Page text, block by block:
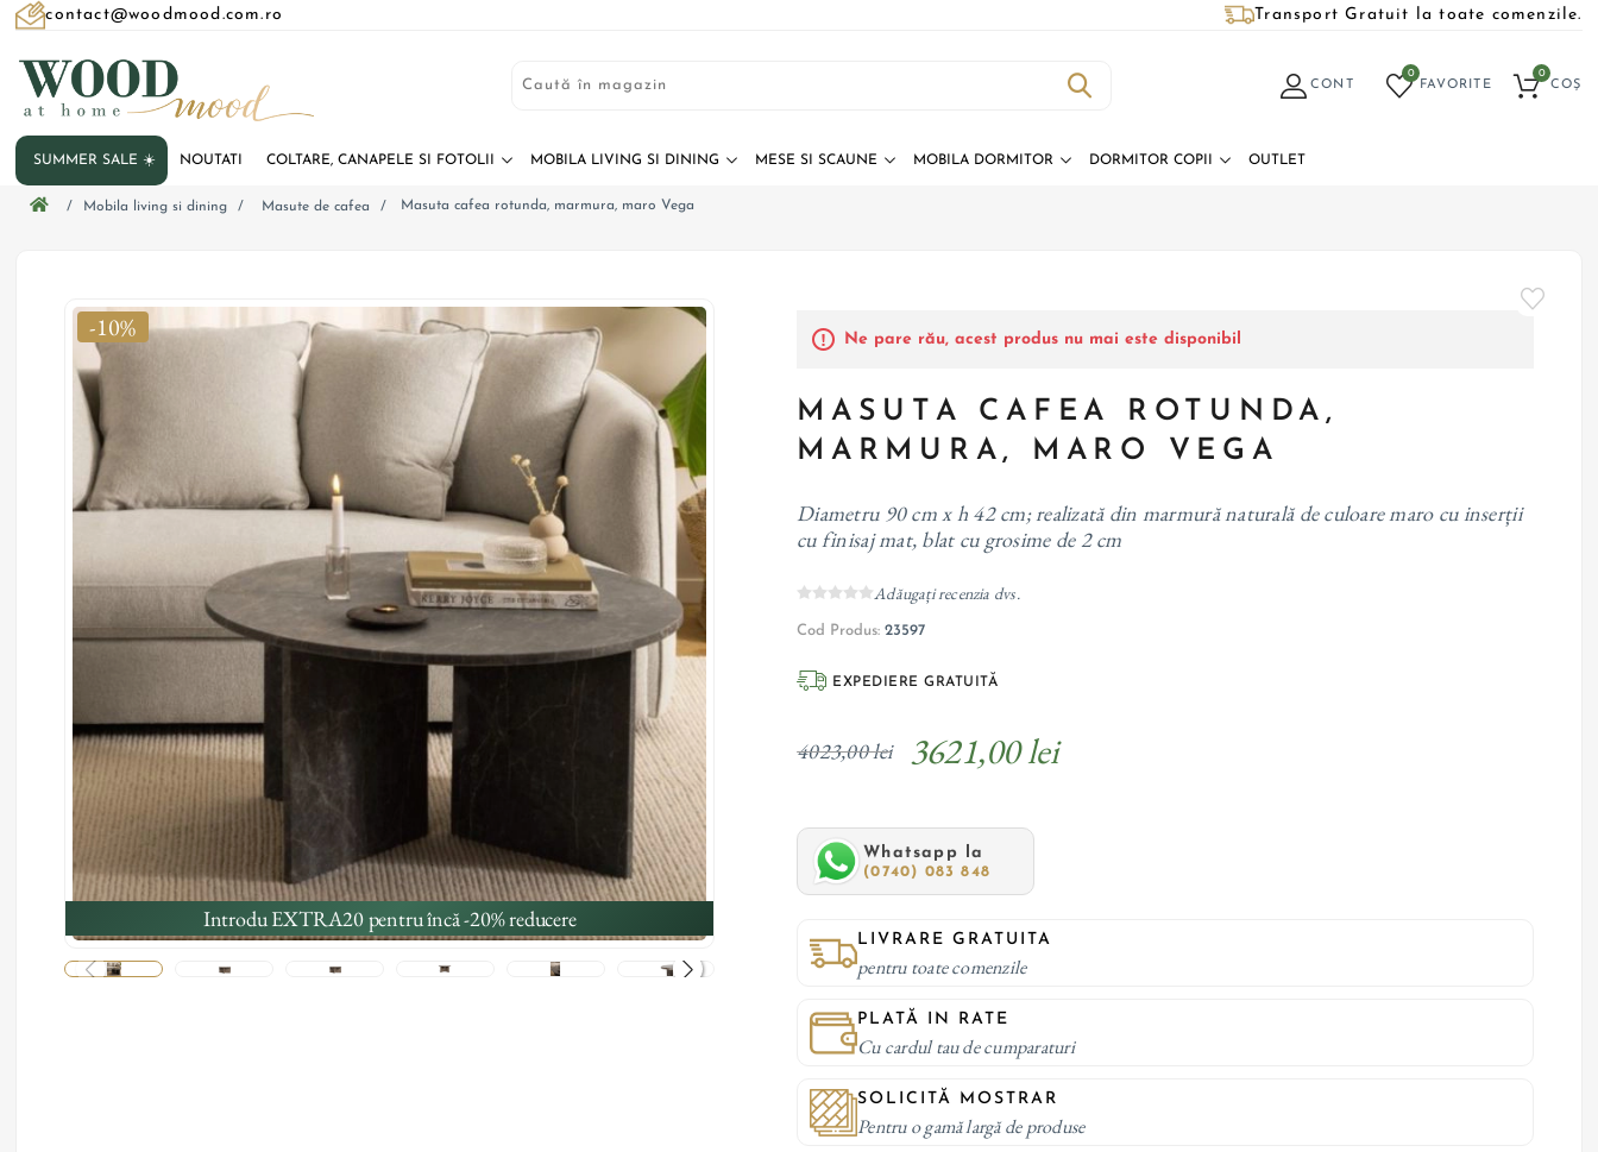
contact@woodmood.com.ro Transport Gratuit la toate comenzile.
CONT FAVORITE
0
COȘ
0
SUMMER SALE ☀️ NOUTATI COLTARE, CANAPELE SI FOTOLII MOBILA LIVING SI DINING MESE SI SCAUNE MOBILA DORMITOR DORMITOR COPII OUTLET
/ Mobila living si dining / Masute de cafea / Masuta cafea rotunda, marmura, maro Vega
-10%
Introdu EXTRA20 pentru încă -20% reducere
Ne pare rău, acest produs nu mai este disponibil
MASUTA CAFEA ROTUNDA,
MARMURA, MARO VEGA
Diametru 90 cm x h 42 cm; realizată din marmură naturală de culoare maro cu inserții
cu finisaj mat, blat cu grosime de 2 cm
Adăugați recenzia dvs.
Cod Produs: 23597
EXPEDIERE GRATUITĂ
4023,00 lei 3621,00 lei
Whatsapp la
(0740) 083 848
LIVRARE GRATUITA
pentru toate comenzile
PLATĂ IN RATE
Cu cardul tau de cumparaturi
SOLICITĂ MOSTRAR
Pentru o gamă largă de produse